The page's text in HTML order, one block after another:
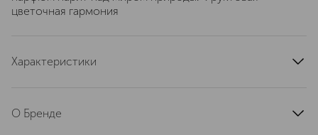
цветочная гармония
Характеристики
артикул
О Бренде